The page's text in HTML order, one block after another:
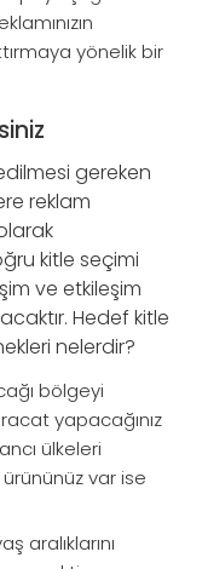
yönelik bir
gereken
reklam
kitle seçimi
ve etkileşim
Hedef kitle
nelerdir?
bölgeyi
yapacağınız
ülkeleri
var ise
aralıklarını